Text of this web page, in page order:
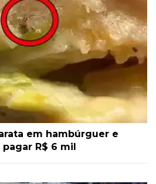
em hambúrguer e
R$ 6 mil